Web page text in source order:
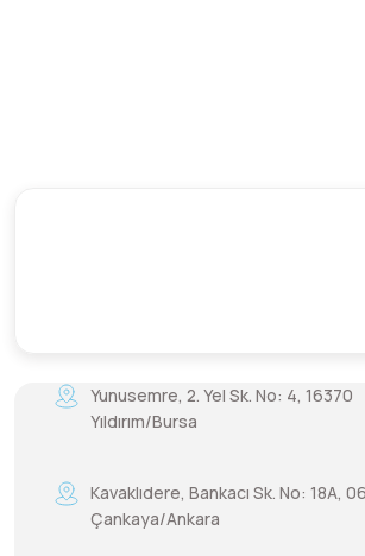
Yunusemre, 2. Yel Sk. No: 4, 16370
Yıldırım/Bursa
Kavaklıdere, Bankacı Sk. No: 18A,
Çankaya/Ankara